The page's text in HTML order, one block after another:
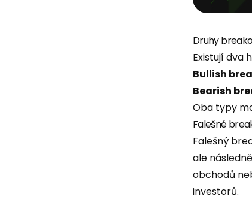
Druhy
Existují dva
Bullish
Bearish
Oba typy
Falešné
Falešný
ale
obchodů
investorů.